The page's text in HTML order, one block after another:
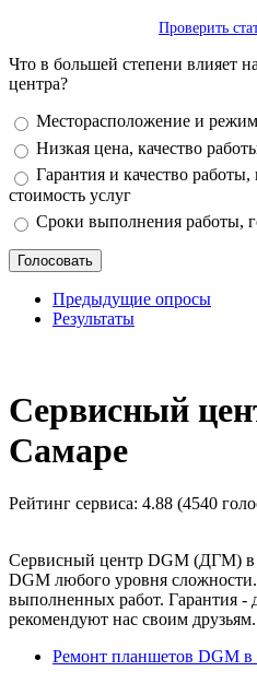
Проверить
Что в большей степени влияет
центра?
Варианты
Месторасположение и
Низкая цена, качество
Гарантия и качество
стоимость услуг
Сроки выполнения работы,
Предыдущие опросы
Результаты
Сервисный
Самаре
Рейтинг сервиса: 4.88 (4540
Сервисный центр DGM (ДГМ) в
DGM любого уровня
выполненных работ. Гарантия -
рекомендуют нас своим друзьям.
Ремонт планшетов DGM в